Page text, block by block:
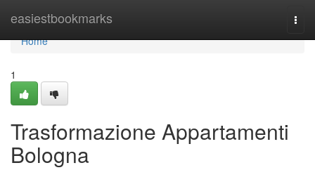
easiestbookmarks
Home
Home
1
Trasformazione Appartamenti
Bologna